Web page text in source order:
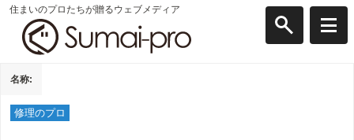
住まいのプロたちが贈るウェブメディア
名称
修理のプロ